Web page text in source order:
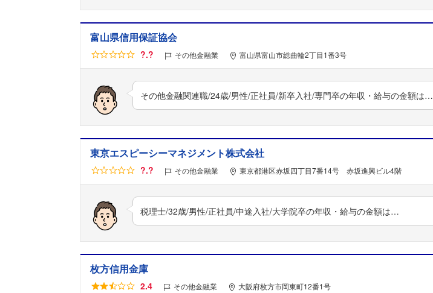
富山県信用保証協会
?.? その他金融業 富山県富山市総曲輪2丁目1番3号
その他金融関連職/24歳/男性/正社員/新卒入社/専門卒の年収・給与の金額は…
東京エスピーシーマネジメント株式会社
?.? その他金融業 東京都港区赤坂四丁目7番14号 赤坂進興ビル4階
税理士/32歳/男性/正社員/中途入社/大学院卒の年収・給与の金額は…
枚方信用金庫
2.4 その他金融業 大阪府枚方市岡東町12番1号